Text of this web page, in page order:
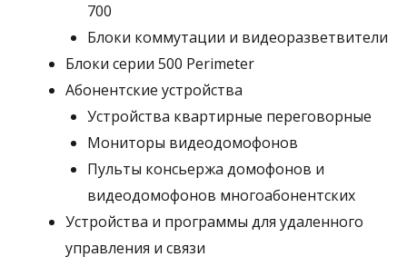
700
Блоки коммутации и видеоразветвители
Блоки серии 500 Perimeter
Абонентские устройства
Устройства квартирные переговорные
Мониторы видеодомофонов
Пульты консьержа домофонов и
видеодомофонов многоабонентских
Устройства и программы для удаленного
управления и связи